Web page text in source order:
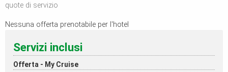
quote di servizio
Nessuna offerta prenotabile per l'hotel
Servizi inclusi
Offerta - My Cruise